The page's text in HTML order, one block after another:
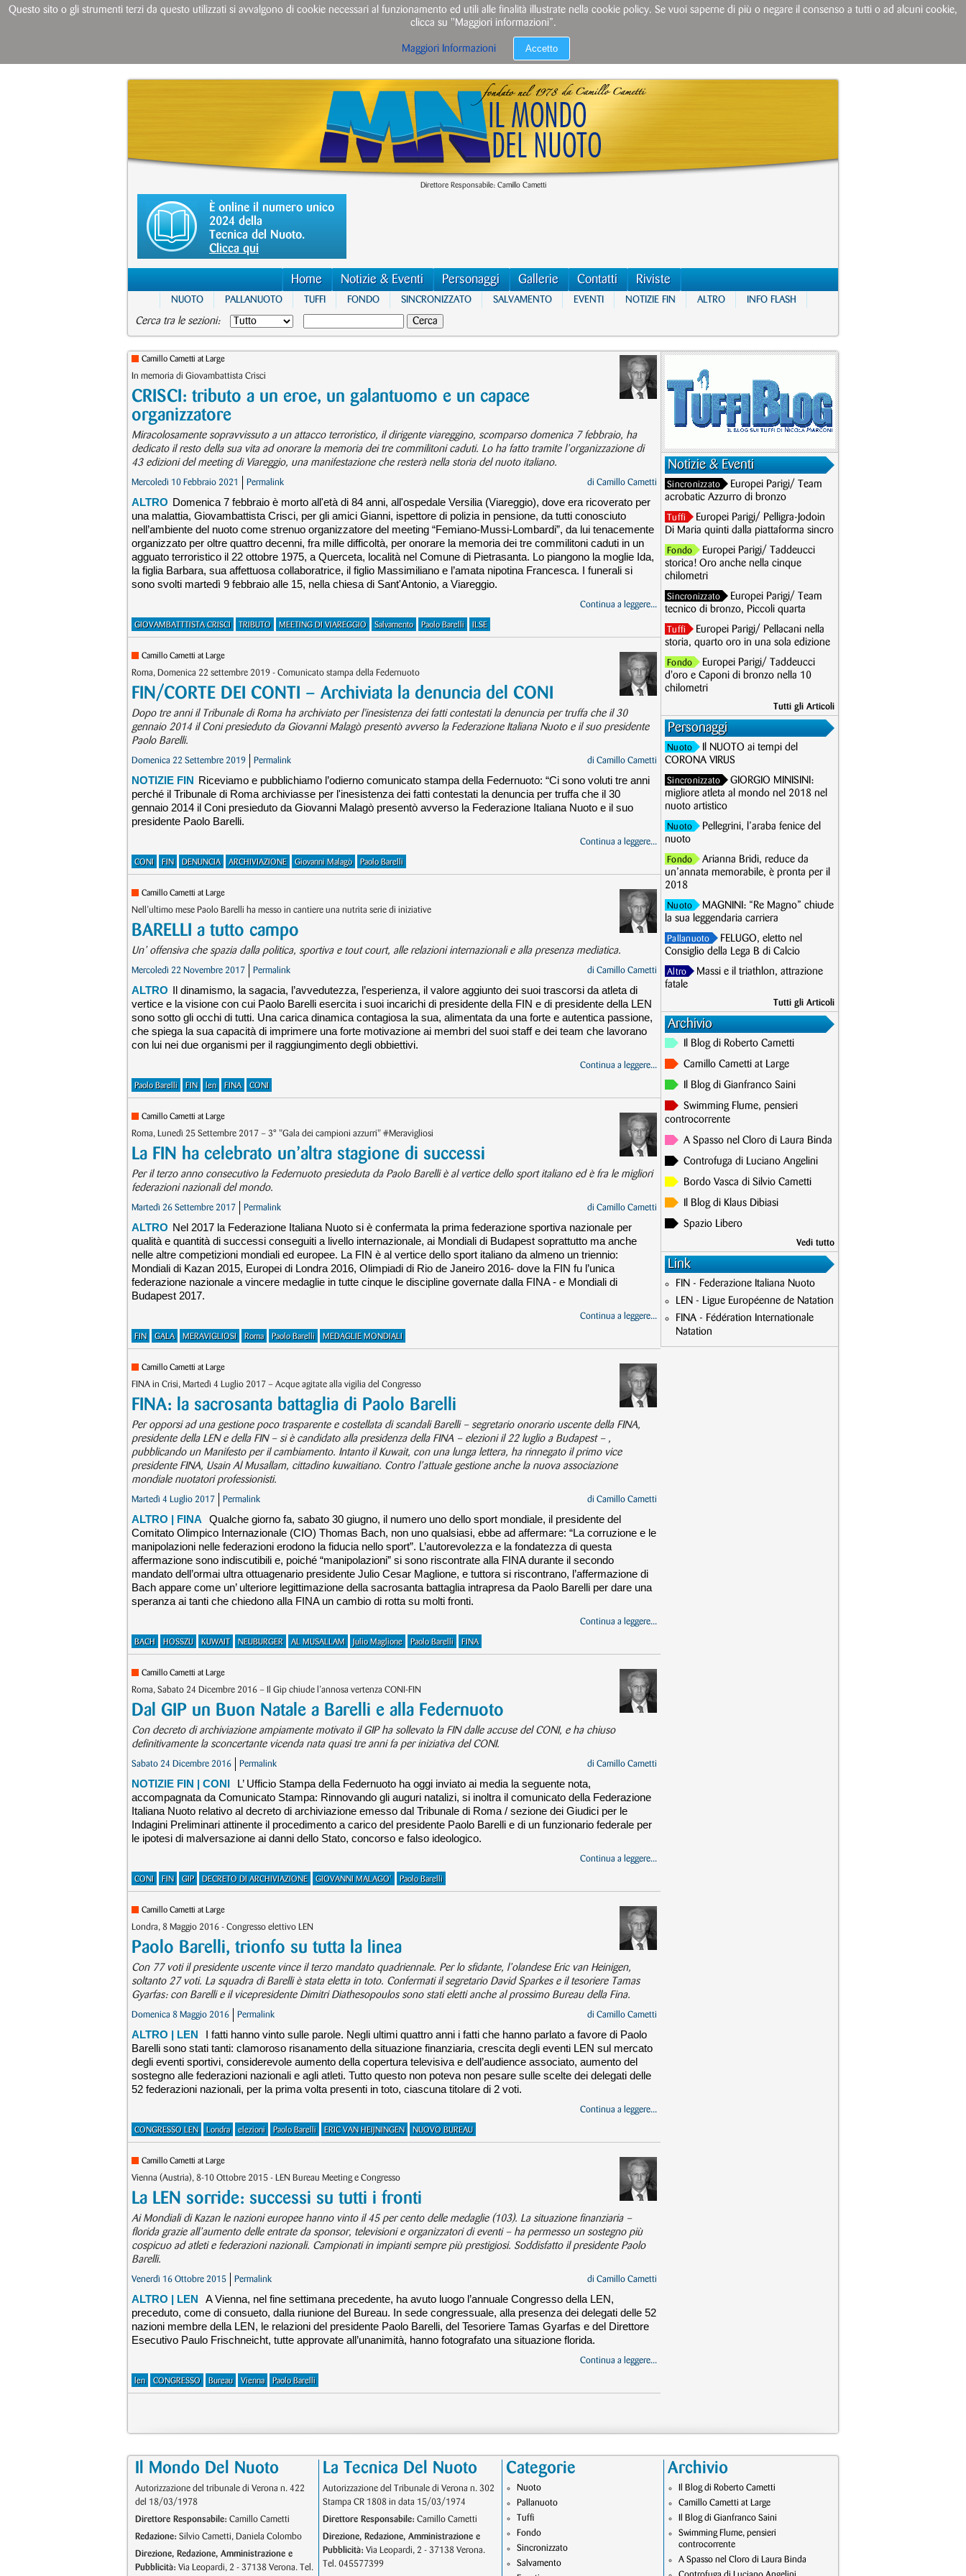
Direttore Responsabile: Camillo Cametti
È online il numero unico
2024 della
Tecnica del Nuoto.
Clicca qui
Home Notizie & Eventi Personaggi Gallerie Contatti Riviste
NUOTO PALLANUOTO TUFFI FONDO SINCRONIZZATO SALVAMENTO EVENTI NOTIZIE FIN ALTRO INFO FLASH
Cerca tra le sezioni:
Camillo Cametti at Large
In memoria di Giovambattista Crisci
CRISCI: tributo a un eroe, un galantuomo e un capace
organizzatore
Miracolosamente sopravvissuto a un attacco terroristico, il dirigente viareggino, scomparso domenica 7 febbraio, ha
dedicato il resto della sua vita ad onorare la memoria dei tre commilitoni caduti. Lo ha fatto tramite l’organizzazione di
43 edizioni del meeting di Viareggio, una manifestazione che resterà nella storia del nuoto italiano.
Mercoledì 10 Febbraio 2021 Permalink di Camillo Cametti
ALTRO Domenica 7 febbraio è morto all'età di 84 anni, all'ospedale Versilia (Viareggio), dove era ricoverato per
una malattia, Giovambattista Crisci, per gli amici Gianni, ispettore di polizia in pensione, da tutti conosciuto
nell’ambiente del nuoto come strenuo organizzatore del meeting “Femiano-Mussi-Lombardi”, da lui tenacemente
organizzato per oltre quattro decenni, fra mille difficoltà, per onorare la memoria dei tre commilitoni caduti in un
agguato terroristico il 22 ottobre 1975, a Querceta, località nel Comune di Pietrasanta. Lo piangono la moglie Ida,
la figlia Barbara, sua affettuosa collaboratrice, il figlio Massimiliano e l’amata nipotina Francesca. I funerali si
sono svolti martedì 9 febbraio alle 15, nella chiesa di Sant'Antonio, a Viareggio.
Continua a leggere...
GIOVAMBATTTISTA CRISCI TRIBUTO MEETING DI VIAREGGIO Salvamento Paolo Barelli ILSE
Camillo Cametti at Large
Roma, Domenica 22 settembre 2019 - Comunicato stampa della Federnuoto
FIN/CORTE DEI CONTI – Archiviata la denuncia del CONI
Dopo tre anni il Tribunale di Roma ha archiviato per l'inesistenza dei fatti contestati la denuncia per truffa che il 30
gennaio 2014 il Coni presieduto da Giovanni Malagò presentò avverso la Federazione Italiana Nuoto e il suo presidente
Paolo Barelli.
Domenica 22 Settembre 2019 Permalink di Camillo Cametti
NOTIZIE FIN Riceviamo e pubblichiamo l’odierno comunicato stampa della Federnuoto: “Ci sono voluti tre anni
perché il Tribunale di Roma archiviasse per l'inesistenza dei fatti contestati la denuncia per truffa che il 30
gennaio 2014 il Coni presieduto da Giovanni Malagò presentò avverso la Federazione Italiana Nuoto e il suo
presidente Paolo Barelli.
Continua a leggere...
CONI FIN DENUNCIA ARCHIVIAZIONE Giovanni Malagò Paolo Barelli
Camillo Cametti at Large
Nell’ultimo mese Paolo Barelli ha messo in cantiere una nutrita serie di iniziative
BARELLI a tutto campo
Un’ offensiva che spazia dalla politica, sportiva e tout court, alle relazioni internazionali e alla presenza mediatica.
Mercoledì 22 Novembre 2017 Permalink di Camillo Cametti
ALTRO Il dinamismo, la sagacia, l’avvedutezza, l’esperienza, il valore aggiunto dei suoi trascorsi da atleta di
vertice e la visione con cui Paolo Barelli esercita i suoi incarichi di presidente della FIN e di presidente della LEN
sono sotto gli occhi di tutti. Una carica dinamica contagiosa la sua, alimentata da una forte e autentica passione,
che spiega la sua capacità di imprimere una forte motivazione ai membri del suoi staff e dei team che lavorano
con lui nei due organismi per il raggiungimento degli obbiettivi.
Continua a leggere...
Paolo Barelli FIN len FINA CONI
Camillo Cametti at Large
Roma, Lunedì 25 Settembre 2017 – 3° "Gala dei campioni azzurri" #Meravigliosi
La FIN ha celebrato un’altra stagione di successi
Per il terzo anno consecutivo la Federnuoto presieduta da Paolo Barelli è al vertice dello sport italiano ed è fra le migliori
federazioni nazionali del mondo.
Martedì 26 Settembre 2017 Permalink di Camillo Cametti
ALTRO Nel 2017 la Federazione Italiana Nuoto si è confermata la prima federazione sportiva nazionale per
qualità e quantità di successi conseguiti a livello internazionale, ai Mondiali di Budapest soprattutto ma anche
nelle altre competizioni mondiali ed europee. La FIN è al vertice dello sport italiano da almeno un triennio:
Mondiali di Kazan 2015, Europei di Londra 2016, Olimpiadi di Rio de Janeiro 2016- dove la FIN fu l’unica
federazione nazionale a vincere medaglie in tutte cinque le discipline governate dalla FINA - e Mondiali di
Budapest 2017.
Continua a leggere...
FIN GALA MERAVIGLIOSI Roma Paolo Barelli MEDAGLIE MONDIALI
Camillo Cametti at Large
FINA in Crisi, Martedì 4 Luglio 2017 – Acque agitate alla vigilia del Congresso
FINA: la sacrosanta battaglia di Paolo Barelli
Per opporsi ad una gestione poco trasparente e costellata di scandali Barelli – segretario onorario uscente della FINA,
presidente della LEN e della FIN – si è candidato alla presidenza della FINA – elezioni il 22 luglio a Budapest – ,
pubblicando un Manifesto per il cambiamento. Intanto il Kuwait, con una lunga lettera, ha rinnegato il primo vice
presidente FINA, Usain Al Musallam, cittadino kuwaitiano. Contro l’attuale gestione anche la nuova associazione
mondiale nuotatori professionisti.
Martedì 4 Luglio 2017 Permalink di Camillo Cametti
ALTRO | FINA
Qualche giorno fa, sabato 30 giugno, il numero uno dello sport mondiale, il presidente del
Comitato Olimpico Internazionale (CIO) Thomas Bach, non uno qualsiasi, ebbe ad affermare: “La corruzione e le
manipolazioni nelle federazioni erodono la fiducia nello sport”. L’autorevolezza e la fondatezza di questa
affermazione sono indiscutibili e, poiché “manipolazioni” si sono riscontrate alla FINA durante il secondo
mandato dell’ormai ultra ottuagenario presidente Julio Cesar Maglione, e tuttora si riscontrano, l’affermazione di
Bach appare come un’ ulteriore legittimazione della sacrosanta battaglia intrapresa da Paolo Barelli per dare una
speranza ai tanti che chiedono alla FINA un cambio di rotta su molti fronti.
Continua a leggere...
BACH HOSSZU KUWAIT NEUBURGER AL MUSALLAM Julio Maglione Paolo Barelli FINA
Camillo Cametti at Large
Roma, Sabato 24 Dicembre 2016 – Il Gip chiude l’annosa vertenza CONI-FIN
Dal GIP un Buon Natale a Barelli e alla Federnuoto
Con decreto di archiviazione ampiamente motivato il GIP ha sollevato la FIN dalle accuse del CONI, e ha chiuso
definitivamente la sconcertante vicenda nata quasi tre anni fa per iniziativa del CONI.
Sabato 24 Dicembre 2016 Permalink di Camillo Cametti
NOTIZIE FIN | CONI
L’ Ufficio Stampa della Federnuoto ha oggi inviato ai media la seguente nota,
accompagnata da Comunicato Stampa: Rinnovando gli auguri natalizi, si inoltra il comunicato della Federazione
Italiana Nuoto relativo al decreto di archiviazione emesso dal Tribunale di Roma / sezione dei Giudici per le
Indagini Preliminari attinente il procedimento a carico del presidente Paolo Barelli e di un funzionario federale per
le ipotesi di malversazione ai danni dello Stato, concorso e falso ideologico.
Continua a leggere...
CONI FIN GIP DECRETO DI ARCHIVIAZIONE GIOVANNI MALAGO' Paolo Barelli
Camillo Cametti at Large
Londra, 8 Maggio 2016 - Congresso elettivo LEN
Paolo Barelli, trionfo su tutta la linea
Con 77 voti il presidente uscente vince il terzo mandato quadriennale. Per lo sfidante, l’olandese Eric van Heinigen,
soltanto 27 voti. La squadra di Barelli è stata eletta in toto. Confermati il segretario David Sparkes e il tesoriere Tamas
Gyarfas: con Barelli e il vicepresidente Dimitri Diathesopoulos sono stati eletti anche al prossimo Bureau della Fina.
Domenica 8 Maggio 2016 Permalink di Camillo Cametti
ALTRO | LEN
I fatti hanno vinto sulle parole. Negli ultimi quattro anni i fatti che hanno parlato a favore di Paolo
Barelli sono stati tanti: clamoroso risanamento della situazione finanziaria, crescita degli eventi LEN sul mercato
degli eventi sportivi, considerevole aumento della copertura televisiva e dell’audience associato, aumento del
sostegno alle federazioni nazionali e agli atleti. Tutto questo non poteva non pesare sulle scelte dei delegati delle
52 federazioni nazionali, per la prima volta presenti in toto, ciascuna titolare di 2 voti.
Continua a leggere...
CONGRESSO LEN Londra elezioni Paolo Barelli ERIC VAN HEIJNINGEN NUOVO BUREAU
Camillo Cametti at Large
Vienna (Austria), 8-10 Ottobre 2015 - LEN Bureau Meeting e Congresso
La LEN sorride: successi su tutti i fronti
Ai Mondiali di Kazan le nazioni europee hanno vinto il 45 per cento delle medaglie (103). La situazione finanziaria –
florida grazie all’aumento delle entrate da sponsor, televisioni e organizzatori di eventi – ha permesso un sostegno più
cospicuo ad atleti e federazioni nazionali. Campionati in impianti sempre più prestigiosi. Soddisfatto il presidente Paolo
Barelli.
Venerdì 16 Ottobre 2015 Permalink di Camillo Cametti
ALTRO | LEN
A Vienna, nel fine settimana precedente, ha avuto luogo l’annuale Congresso della LEN,
preceduto, come di consueto, dalla riunione del Bureau. In sede congressuale, alla presenza dei delegati delle 52
nazioni membre della LEN, le relazioni del presidente Paolo Barelli, del Tesoriere Tamas Gyarfas e del Direttore
Esecutivo Paulo Frischneicht, tutte approvate all’unanimità, hanno fotografato una situazione florida.
Continua a leggere...
len CONGRESSO Bureau Vienna Paolo Barelli
Notizie & Eventi
Sincronizzato
Europei Parigi/ Team
acrobatic Azzurro di bronzo
Tuffi
Europei Parigi/ Pelligra-Jodoin
Di Maria quinti dalla piattaforma sincro
Fondo
Europei Parigi/ Taddeucci
storica! Oro anche nella cinque
chilometri
Sincronizzato
Europei Parigi/ Team
tecnico di bronzo, Piccoli quarta
Tuffi
Europei Parigi/ Pellacani nella
storia, quarto oro in una sola edizione
Fondo
Europei Parigi/ Taddeucci
d'oro e Caponi di bronzo nella 10
chilometri
Tutti gli Articoli
Personaggi
Nuoto
Il NUOTO ai tempi del
CORONA VIRUS
Sincronizzato
GIORGIO MINISINI:
migliore atleta al mondo nel 2018 nel
nuoto artistico
Nuoto
Pellegrini, l’araba fenice del
nuoto
Fondo
Arianna Bridi, reduce da
un’annata memorabile, è pronta per il
2018
Nuoto
MAGNINI: “Re Magno” chiude
la sua leggendaria carriera
Pallanuoto
FELUGO, eletto nel
Consiglio della Lega B di Calcio
Altro
Massi e il triathlon, attrazione
fatale
Tutti gli Articoli
Archivio
Il Blog di Roberto Cametti
Camillo Cametti at Large
Il Blog di Gianfranco Saini
Swimming Flume, pensieri
controcorrente
A Spasso nel Cloro di Laura Binda
Controfuga di Luciano Angelini
Bordo Vasca di Silvio Cametti
Il Blog di Klaus Dibiasi
Spazio Libero
Vedi tutto
Link
FIN - Federazione Italiana Nuoto
LEN - Ligue Européenne de Natation
FINA - Fédération Internationale
Natation
Il Mondo Del Nuoto
Autorizzazione del tribunale di Verona n. 422
del 18/03/1978
Direttore Responsabile: Camillo Cametti
Redazione: Silvio Cametti, Daniela Colombo
Direzione, Redazione, Amministrazione e
Pubblicità: Via Leopardi, 2 - 37138 Verona. Tel.
La Tecnica Del Nuoto
Autorizzazione del Tribunale di Verona n. 302
Stampa CR 1808 in data 15/03/1974
Direttore Responsabile: Camillo Cametti
Direzione, Redazione, Amministrazione e
Pubblicità: Via Leopardi, 2 - 37138 Verona.
Tel. 045577399
Categorie
Nuoto
Pallanuoto
Tuffi
Fondo
Sincronizzato
Salvamento
Archivio
Il Blog di Roberto Cametti
Camillo Cametti at Large
Il Blog di Gianfranco Saini
Swimming Flume, pensieri
controcorrente
A Spasso nel Cloro di Laura Binda
Questo sito o gli strumenti terzi da questo utilizzati si avvalgono di cookie necessari al funzionamento ed utili alle finalità illustrate nella cookie policy. Se vuoi saperne di più o negare il consenso a tutti o ad alcuni cookie,
clicca su "Maggiori informazioni”.
Maggiori Informazioni Accetto